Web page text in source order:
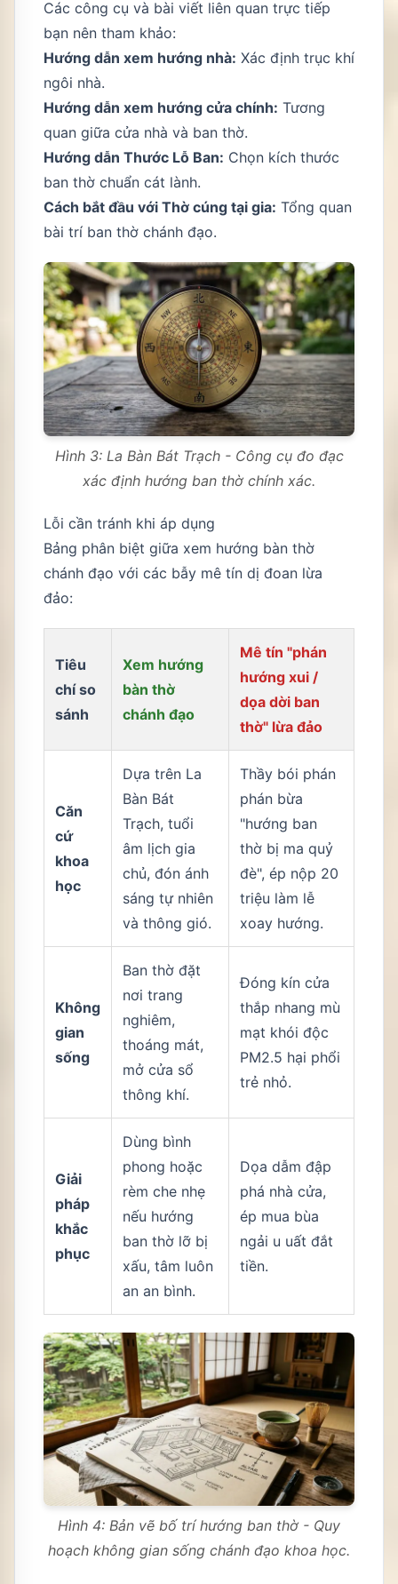
Các công cụ và bài viết liên quan trực tiếp
bạn nên tham khảo:
Hướng dẫn xem hướng nhà: Xác định trục khí
ngôi nhà.
Hướng dẫn xem hướng cửa chính: Tương
quan giữa cửa nhà và ban thờ.
Hướng dẫn Thước Lỗ Ban: Chọn kích thước
ban thờ chuẩn cát lành.
Cách bắt đầu với Thờ cúng tại gia: Tổng quan
bài trí ban thờ chánh đạo.
Hình 3: La Bàn Bát Trạch - Công cụ đo đạc
xác định hướng ban thờ chính xác.
Lỗi cần tránh khi áp dụng
Bảng phân biệt giữa xem hướng bàn thờ
chánh đạo với các bẫy mê tín dị đoan lừa
đảo:
Tiêu
chí so
sánh
Xem hướng
bàn thờ
chánh đạo
Mê tín "phán
hướng xui /
dọa dời ban
thờ" lừa đảo
Căn
cứ
khoa
học
Dựa trên La
Bàn Bát
Trạch, tuổi
âm lịch gia
chủ, đón ánh
sáng tự nhiên
và thông gió.
Thầy bói phán
phán bừa
"hướng ban
thờ bị ma quỷ
đè", ép nộp 20
triệu làm lễ
xoay hướng.
Không
gian
sống
Ban thờ đặt
nơi trang
nghiêm,
thoáng mát,
mở cửa sổ
thông khí.
Đóng kín cửa
thắp nhang mù
mạt khói độc
PM2.5 hại phổi
trẻ nhỏ.
Giải
pháp
khắc
phục
Dùng bình
phong hoặc
rèm che nhẹ
nếu hướng
ban thờ lỡ bị
xấu, tâm luôn
an an bình.
Dọa dẫm đập
phá nhà cửa,
ép mua bùa
ngải u uất đắt
tiền.
Hình 4: Bản vẽ bố trí hướng ban thờ - Quy
hoạch không gian sống chánh đạo khoa học.